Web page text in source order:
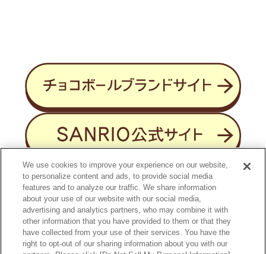
・本キャンペーン応募時に発生する接続料や通信料
は、応募者のご負担となります。
・お客様からいただいた個人情報は、本キャンペーン
当選者様への賞品の発送及び発送に関するお問い合わ
せのために利用いたします。なお、個人情報を当該業務
の委託に必要な委託先に提供する場合や関係法令によ
り認められる場合等を除き、お客様の事前の承諾なく
第三者に提供することはありません。
１個になっていても、金額を確認し登録された購入個数
にて応募対象とします。商品のご購入日、ご購入された
商品名、金額がわかるもの（納品書、注文書等）にて
ご応募ください。
・15歳未満の方は保護者の同意を得た上でご応募くだ
さい。
・本キャンペーンの関係者は応募できません。
※「#Happyといっしょにどこへでも」を付けて引用ポ
ストした場合、当選確率2倍となります。
※本キャンペーン内での重複当選は無効とし、個人情
報取得後に重複当選が発覚した場合は、1当選分のみを
有効とさせていただきます。
※応募するアカウントが非公開アカウントの場合は、
応募が無効となります。
※指定のＸアカウントをフォローしてください。当選
のご連絡はダイレクトメッセージ機能を利用しますの
で必ずフォローしてください。
※投稿した投稿を削除、もしくはキャンペーンアカウ
ントのフォローを解除した場合も、応募が無効となり
ます。
※ご応募は日本国内在住の方に限らせていただきます。
【当選案内】
We use cookies to improve your experience on our website,
to personalize content and ads, to provide social media
features and to analyze our traffic. We share information
about your use of our website with our social media,
advertising and analytics partners, who may combine it with
other information that you have provided to them or that they
have collected from your use of their services. You have the
right to opt-out of our sharing information about you with our